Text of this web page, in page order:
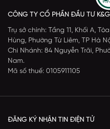
CÔNG TY CỔ PHẦN ĐẦU TƯ
Trụ sở chính: Tầng 11, Khối A,
Hùng, Phường Từ Liêm, TP Hà
Chi Nhánh: 84 Nguyễn Trãi,
Nam.
Mã số thuế: 0105911105
ĐĂNG KÝ NHẬN TIN ĐIỆN TỬ